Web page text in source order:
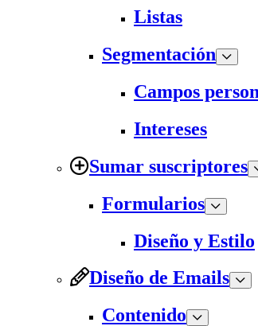
Listas
Segmentación
Campos
Intereses
Sumar suscriptores
Formularios
Diseño y Estilo
Diseño de Emails
Contenido